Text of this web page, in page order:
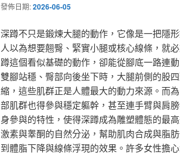
發佈日期:2026-06-05
深蹲不只是鍛煉大腿的動作，它像是一把隱
人以為想要翹臀、緊實小腿或核心線條，就
蹲這個看似基礎的動作，卻能從腳底一路連
雙腳站穩、臀部向後坐下時，大腿前側的股
縮，這些肌群正是人體最大的動力來源。而
部肌群也得參與穩定軀幹，甚至連手臂與肩
身參與的特性，使得深蹲成為雕塑體態的最
激素與睾酮的自然分泌，幫助肌肉合成與脂
到體脂下降與線條浮現的效果。許多女性擔